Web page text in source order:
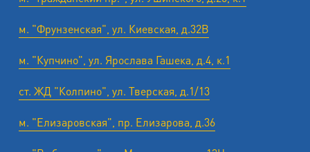
м. "Фрунзенская", ул. Киевская, д.32В
м. "Купчино", ул. Ярослава Гашека, д.4, к.1
ст. ЖД "Колпино", ул. Тверская, д.1/13
м. "Елизаровская", пр. Елизарова, д.36